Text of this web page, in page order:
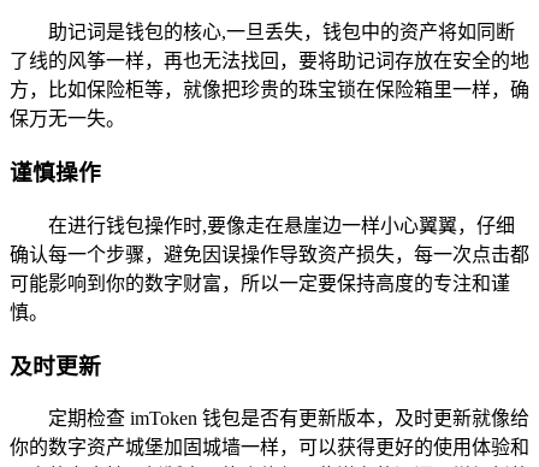
助记词是钱包的核心,一旦丢失，钱包中的资产将如同断
了线的风筝一样，再也无法找回，要将助记词存放在安全的地
方，比如保险柜等，就像把珍贵的珠宝锁在保险箱里一样，确
保万无一失。
谨慎操作
在进行钱包操作时,要像走在悬崖边一样小心翼翼，仔细
确认每一个步骤，避免因误操作导致资产损失，每一次点击都
可能影响到你的数字财富，所以一定要保持高度的专注和谨
慎。
及时更新
定期检查 imToken 钱包是否有更新版本，及时更新就像给
你的数字资产城堡加固城墙一样，可以获得更好的使用体验和